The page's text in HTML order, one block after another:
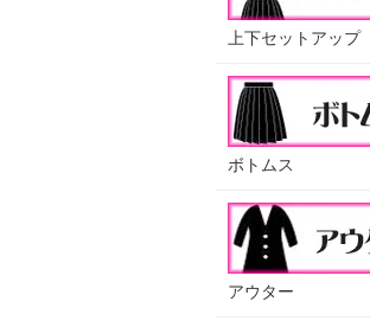
上下セットアップ
ボトムス
アウター